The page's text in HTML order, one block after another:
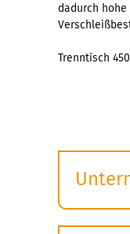
dadurch
Trenntisch
öffnen